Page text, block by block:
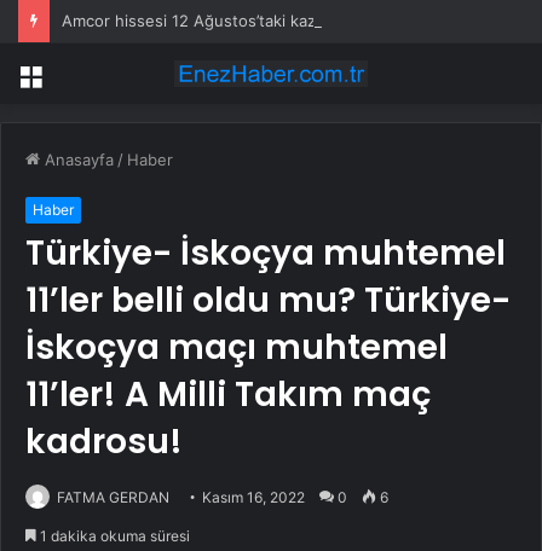
Menü
Anasayfa / Haber
Haber
Türkiye- İskoçya muhtemel
11’ler belli oldu mu? Türkiye-
İskoçya maçı muhtemel
11’ler! A Milli Takım maç
kadrosu!
FATMA GERDAN Kasım 16, 2022 0 6
1 dakika okuma süresi